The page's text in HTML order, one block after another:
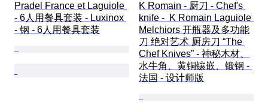
Pradel France et Laguiole
- 6人用餐具套装 - Luxinox
- 钢 - 6人用餐具套装
K Romain - 厨刀 - Chef's
knife -  K Romain Laguiole
Melchiors 开瓶器及多功能
刀 绝对艺术 厨房刀 “The
Chef Knives” - 神秘木材、
水牛角、黄铜镶嵌、锻钢 -
法国 - 设计师版